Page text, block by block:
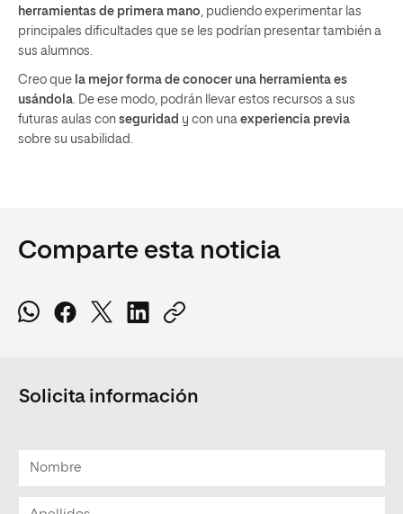
herramientas de primera mano , pudiendo experimentar las
principales dificultades que se les podrían presentar también a
sus alumnos.
Creo que la mejor forma de conocer una herramienta es
usándola . De ese modo, podrán llevar estos recursos a sus
futuras aulas con seguridad y con una experiencia previa
sobre su usabilidad.
Comparte esta noticia
Solicita información